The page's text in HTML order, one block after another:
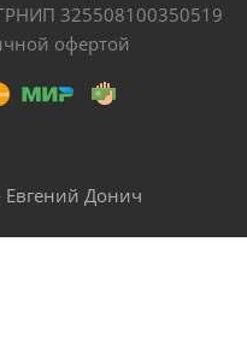
325508100350519
офертой
Евгений Донич